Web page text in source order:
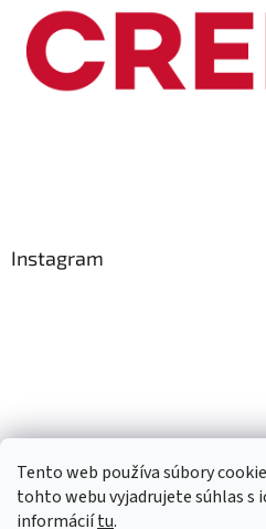
Tento web používa súbory
tohto webu vyjadrujete súhlas s
informáciítu.
Instagram
Sledovať na